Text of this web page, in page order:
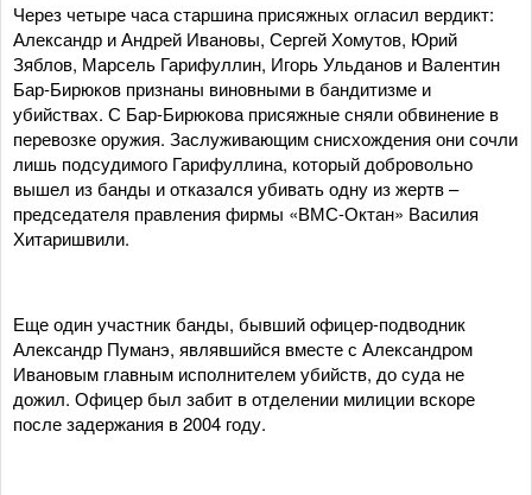
Через четыре часа старшина присяжных огласил вердикт:
Александр и Андрей Ивановы, Сергей Хомутов, Юрий
Зяблов, Марсель Гарифуллин, Игорь Ульданов и Валентин
Бар-Бирюков признаны виновными в бандитизме и
убийствах. С Бар-Бирюкова присяжные сняли обвинение в
перевозке оружия. Заслуживающим снисхождения они сочли
лишь подсудимого Гарифуллина, который добровольно
вышел из банды и отказался убивать одну из жертв –
председателя правления фирмы «ВМС-Октан» Василия
Хитаришвили.
Еще один участник банды, бывший офицер-подводник
Александр Пуманэ, являвшийся вместе с Александром
Ивановым главным исполнителем убийств, до суда не
дожил. Офицер был забит в отделении милиции вскоре
после задержания в 2004 году.